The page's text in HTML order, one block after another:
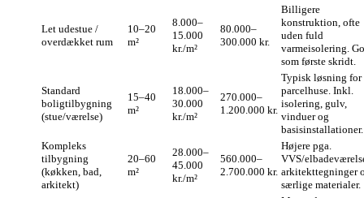
Let udestue /
overdækket rum
10–20
m²
8.000–
15.000
kr./m²
80.000–
300.000 kr.
Billigere
konstruktion, ofte
uden fuld
varmeisolering.
som første skridt.
Standard
boligtilbygning
(stue/værelse)
15–40
m²
18.000–
30.000
kr./m²
270.000–
1.200.000 kr.
Typisk løsning for
parcelhuse. Inkl.
isolering, gulv,
vinduer og
basisinstallationer.
Kompleks
tilbygning
(køkken, bad,
arkitekt)
20–60
m²
28.000–
45.000
kr./m²
560.000–
2.700.000 kr.
Højere pga.
VVS/
arkitekttegninger
særlige materialer.